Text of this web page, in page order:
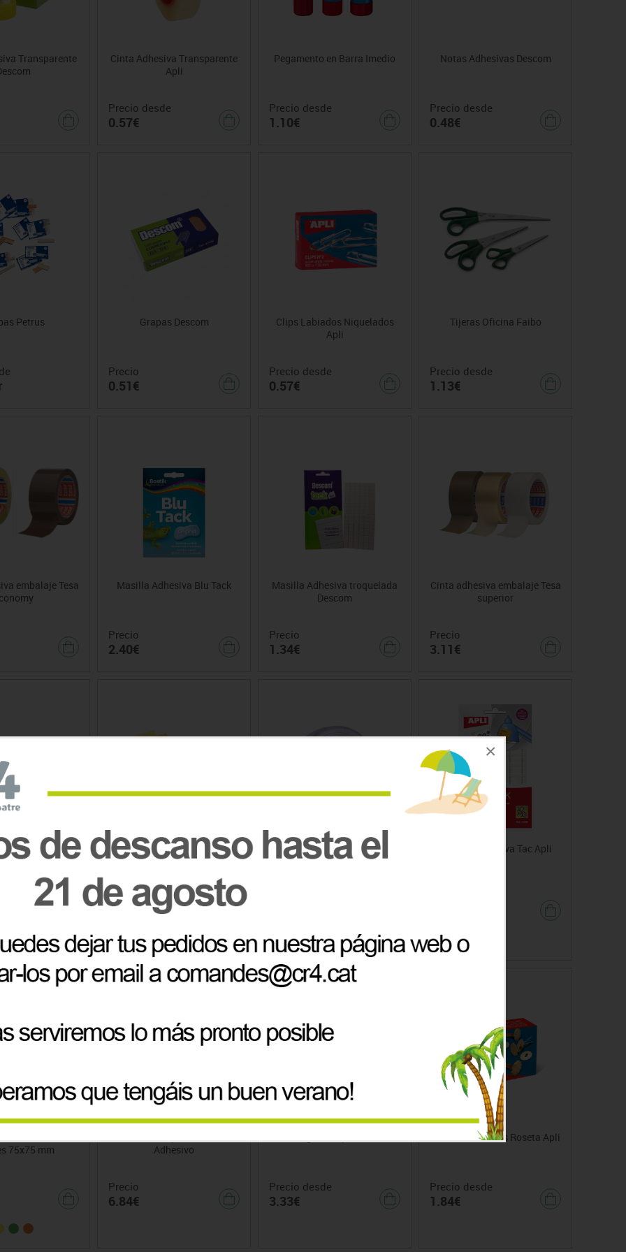
×
Transparente
Cinta Adhesiva Transparente
Apli
Precio desde
0.57€
Pegamento en Barra Imedio
Precio desde
1.10€
Notas Adhesivas Descom
Precio desde
0.48€
Petrus Grapas Descom
Precio
0.51€
Clips Labiados Niquelados
Apli
Precio desde
0.57€
Tijeras Oficina Faibo
Precio desde
1.13€
embalaje Tesa
Masilla Adhesiva Blu Tack
Precio
2.40€
Masilla Adhesiva troquelada
Descom
Precio
1.34€
Cinta adhesiva embalaje Tesa
superior
Precio
3.11€
Apli
Notas Adhesivas Bismark
Neón
Precio
+3
Chinchetas Niqueladas Apli Masilla Adhesiva Tac Apli
75x75 mm
Adhesivo
Precio
6.84€
Precio desde
3.33€
Encuadernadores Roseta Apli
Precio desde
1.84€